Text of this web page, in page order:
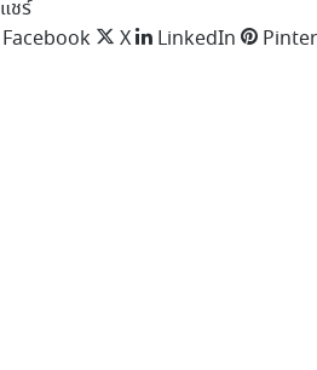
แชร์
Facebook
X LinkedIn